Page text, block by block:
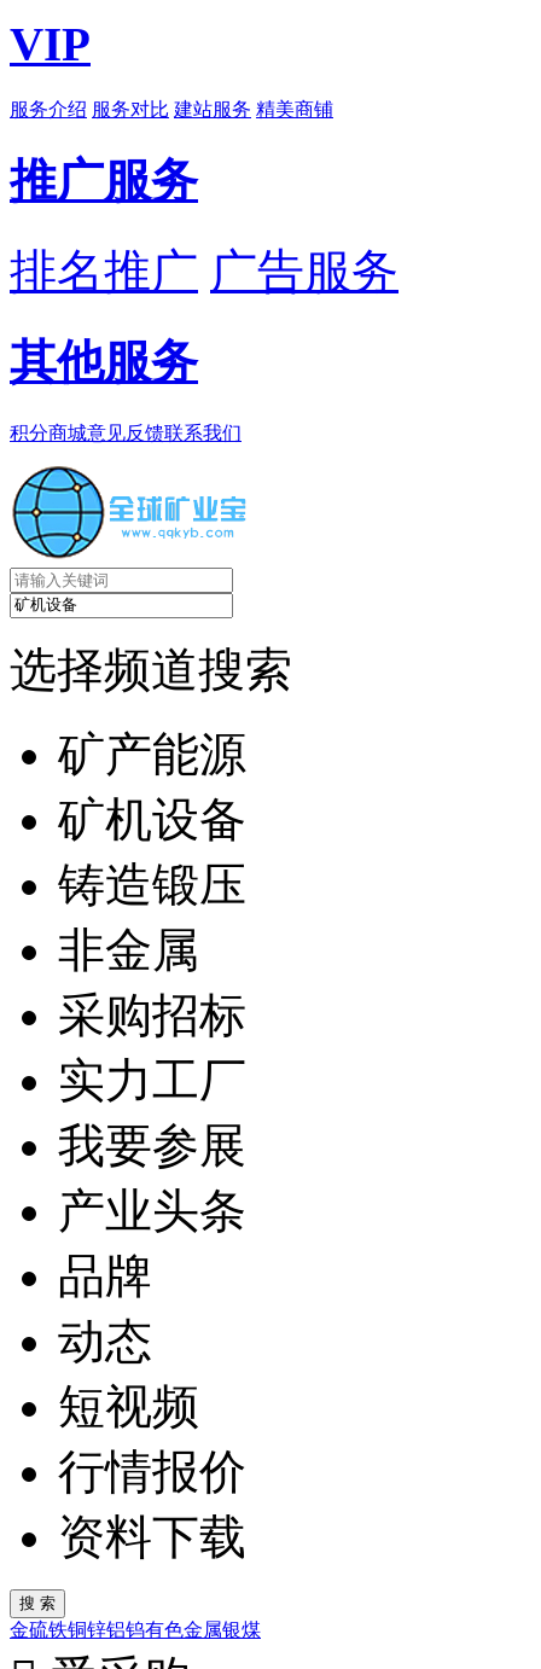
VIP
服务介绍 服务对比 建站服务 精美商铺
推广服务
排名推广 广告服务
其他服务
积分商城意见反馈联系我们
选择频道搜索
矿产能源
矿机设备
铸造锻压
非金属
采购招标
实力工厂
我要参展
产业头条
品牌
动态
短视频
行情报价
资料下载
金硫铁铜锌铝钨有色金属银煤